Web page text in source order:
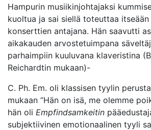
Hampurin musiikinjohtajaksi
kuoltua ja sai siellä toteuttaa
konserttien antajana. Hän saavutti
aikakauden arvostetuimpana
parhaimpiin kuuluvana klaveristina
Reichardtin mukaan)-
C. Ph. Em. oli klassisen tyylin
mukaan “Hän on isä, me olemme
hän oli Empfindsamkeitin
subjektiivinen emotionaalinen tyyli